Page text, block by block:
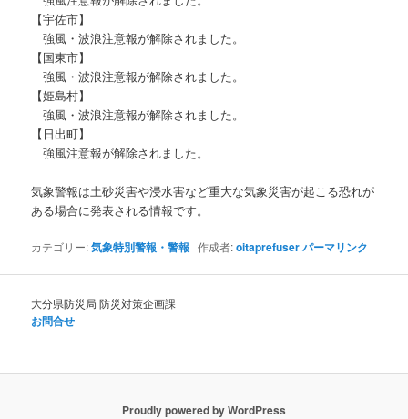
【宇佐市】
強風・波浪注意報が解除されました。
【国東市】
強風・波浪注意報が解除されました。
【姫島村】
強風・波浪注意報が解除されました。
【日出町】
強風注意報が解除されました。
気象警報は土砂災害や浸水害など重大な気象災害が起こる恐れが
ある場合に発表される情報です。
カテゴリー:気象特別警報・警報 作成者:oitaprefuserパーマリンク
大分県防災局 防災対策企画課
お問合せ
Proudly powered by WordPress